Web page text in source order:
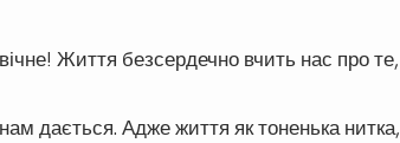
Життя безсердечно вчить нас про те,
дається. Адже життя як тоненька нитка,